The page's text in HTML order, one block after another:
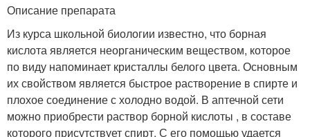
Описание препарата
Из курса школьной биологии известно, что борная
кислота является неорганическим веществом, которое
по виду напоминает кристаллы белого цвета. Основным
их свойством является быстрое растворение в спирте и
плохое соединение с холодно водой. В аптечной сети
можно приобрести раствор борной кислоты , в составе
которого присутствует спирт. С его помощью удается